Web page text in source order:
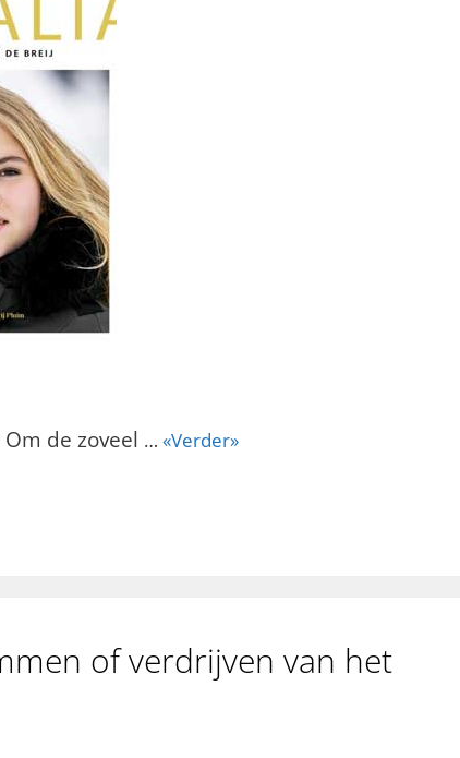
de zoveel … «Verder»
of verdrijven van het